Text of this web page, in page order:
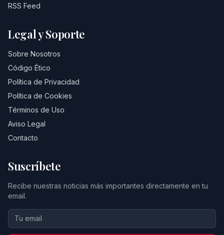
RSS Feed
Legal y Soporte
Sobre Nosotros
Código Ético
Política de Privacidad
Política de Cookies
Términos de Uso
Aviso Legal
Contacto
Suscríbete
Recibe nuestras noticias más importantes directamente en tu
email.